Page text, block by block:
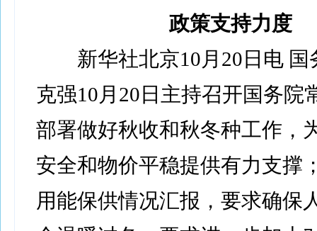
政策支持力度
新华社北京10月20日电 国
克强10月20日主持召开国务院
部署做好秋收和秋冬种工作，
安全和物价平稳提供有力支撑
用能保供情况汇报，要求确保